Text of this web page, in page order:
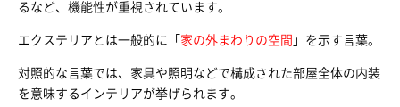
るなど、機能性が重視されています。
エクステリアとは一般的に「 家の外まわりの空間 」を示す言葉。
対照的な言葉では、家具や照明などで構成された部屋全体の内装
を意味するインテリアが挙げられます。